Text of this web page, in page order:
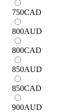
750CAD
800AUD
800CAD
850AUD
850CAD
900AUD